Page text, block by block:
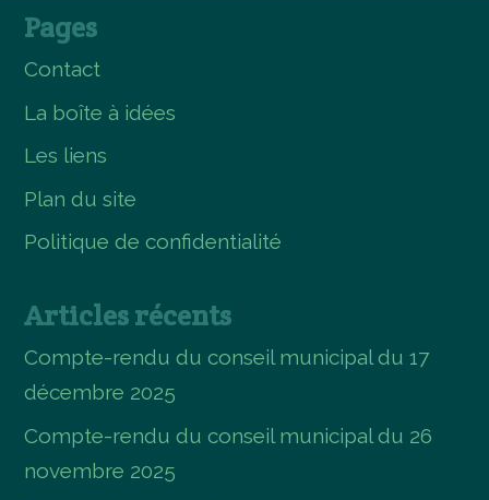
Pages
Contact
La boîte à idées
Les liens
Plan du site
Politique de confidentialité
Articles récents
Compte-rendu du conseil municipal du 17
décembre 2025
Compte-rendu du conseil municipal du 26
novembre 2025